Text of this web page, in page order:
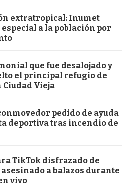
extratropical: Inumet
a la población por
que fue desalojado y
el principal refugio de
Vieja
pedido de ayuda
deportiva tras incendio de
TikTok disfrazado de
a balazos durante
vivo